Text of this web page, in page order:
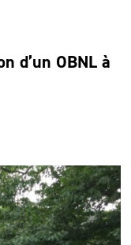
d’un OBNL à